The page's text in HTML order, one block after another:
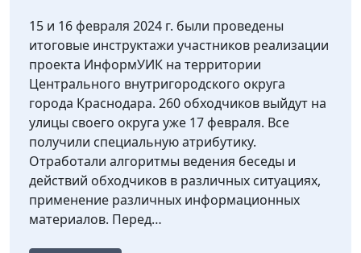
15 и 16 февраля 2024 г. были проведены
итоговые инструктажи участников реализации
проекта ИнформУИК на территории
Центрального внутригородского округа
города Краснодара. 260 обходчиков выйдут на
улицы своего округа уже 17 февраля. Все
получили специальную атрибутику.
Отработали алгоритмы ведения беседы и
действий обходчиков в различных ситуациях,
применение различных информационных
материалов. Перед…